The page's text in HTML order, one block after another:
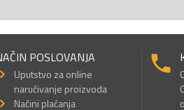
POSLOVANJA
Uputstvo za online
naručivanje proizvoda
Načini plaćanja